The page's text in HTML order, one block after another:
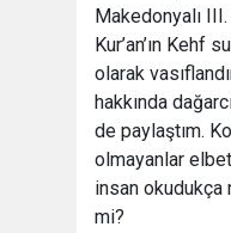
Makedonyalı
Kur’an’ın Kehf
olarak
hakkında
de paylaştım.
olmayanlar
insan
mi?